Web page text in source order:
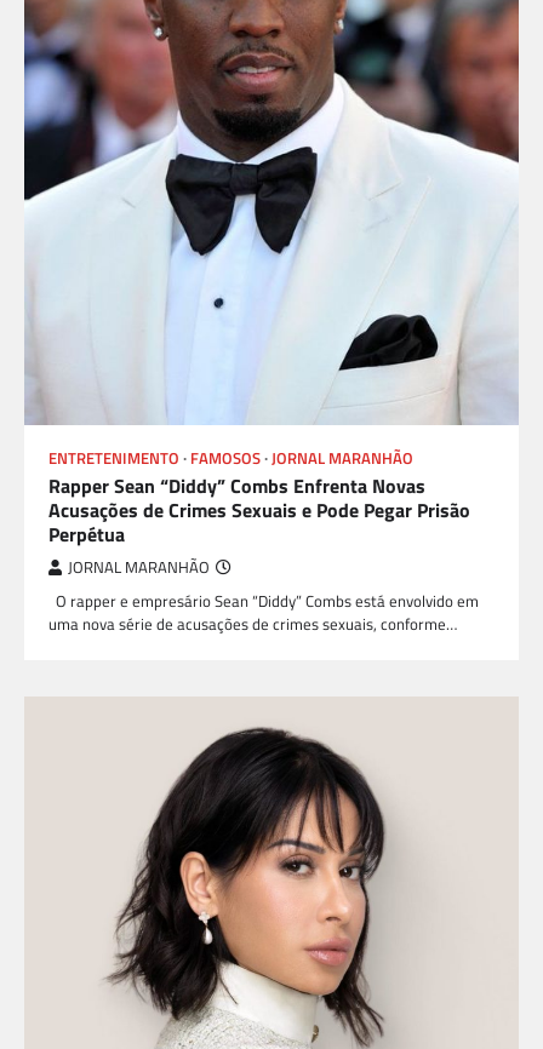
ENTRETENIMENTO FAMOSOS JORNAL MARANHÃO
Rapper Sean “Diddy” Combs Enfrenta Novas
Acusações de Crimes Sexuais e Pode Pegar Prisão
Perpétua
JORNAL MARANHÃO
O rapper e empresário Sean “Diddy” Combs está envolvido em
uma nova série de acusações de crimes sexuais, conforme…